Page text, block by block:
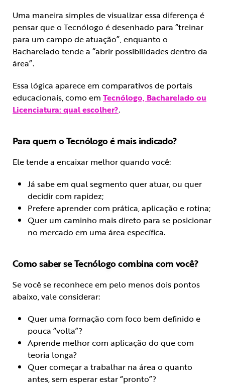
Uma maneira simples de visualizar essa diferença é
pensar que o Tecnólogo é desenhado para “treinar
para um campo de atuação”, enquanto o
Bacharelado tende a “abrir possibilidades dentro da
área”.
Essa lógica aparece em comparativos de portais
educacionais, como em Tecnólogo, Bacharelado ou
Licenciatura: qual escolher?.
Para quem o Tecnólogo é mais indicado?
Ele tende a encaixar melhor quando você:
Já sabe em qual segmento quer atuar, ou quer
decidir com rapidez;
Prefere aprender com prática, aplicação e rotina;
Quer um caminho mais direto para se posicionar
no mercado em uma área específica.
Como saber se Tecnólogo combina com você?
Se você se reconhece em pelo menos dois pontos
abaixo, vale considerar:
Quer uma formação com foco bem definido e
pouca “volta”?
Aprende melhor com aplicação do que com
teoria longa?
Quer começar a trabalhar na área o quanto
antes, sem esperar estar “pronto”?